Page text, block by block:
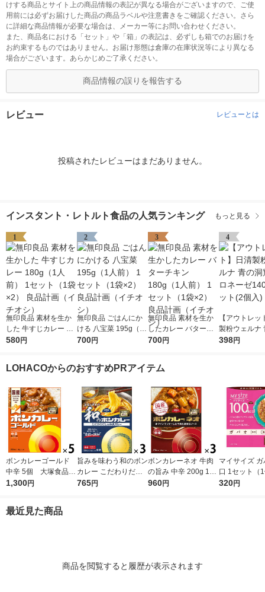
けする商品とサイト上の商品情報の表記が異なる場合がございますので、ご使
用前には必ずお届けした商品の商品ラベルや注意書きをご確認ください。さら
に詳細な商品情報が必要な場合は、メーカー等にお問い合わせください。
また、商品名における「セット」や「箱」の表記は、必ずしも箱でのお届けを
お約束するものではありません。お届け形態は倉庫の在庫状況等により異なる
場合がございます。あらかじめご了承ください。
商品情報の誤りを報告する
レビュー レビューとは
投稿されたレビューはまだありません。
インスタント・レトルト食品の人気ランキング もっと見る
1
無印良品 素材を生か
した 牛すじカレー 18
0g（1人前） 1セット
580円
2
無印良品 ごはんにか
ける 八宝菜 195g（1
人前） 1セット（1袋×
700円
3
無印良品 素材を生か
したカレー バターチ
キン 180g（1人前） 1
700円
4
【アウトレッ
製粉ウェルナ
窟 ボロネー
398円
LOHACOからのおすすめPRアイテム
ボンカレーゴールド
中辛 5個 大塚食品
レンジ対応
1,300円
旨みを味わう和のボン
カレー こだわりだし
の和風カレー 中辛
765円
ボンカレーネオ 牛肉
の旨み 中辛 200g 1セ
ット（1個×3）大塚食
960円
マイサイズ
口 1セット（
0g）×2）
320円
最近見た商品
商品を閲覧すると履歴が表示されます